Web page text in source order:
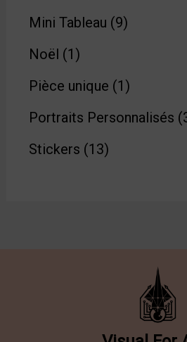
Mini Tableau 9
Noël 1
Pièce unique 1
Portraits Personnalisés
Stickers 13